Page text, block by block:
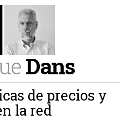
Dans
de precios y
la red